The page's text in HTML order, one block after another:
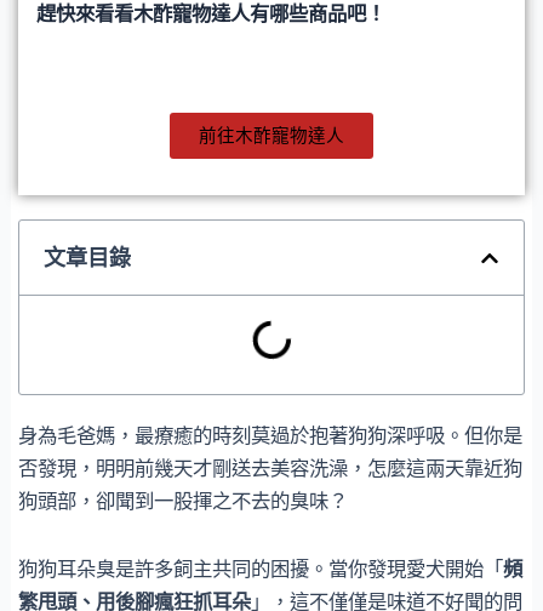
趕快來看看木酢寵物達人有哪些商品吧！
前往木酢寵物達人
文章目錄
身為毛爸媽，最療癒的時刻莫過於抱著狗狗深呼吸。但你是
否發現，明明前幾天才剛送去美容洗澡，怎麼這兩天靠近狗
狗頭部，卻聞到一股揮之不去的臭味？
狗狗耳朵臭是許多飼主共同的困擾。當你發現愛犬開始「頻
繁甩頭、用後腳瘋狂抓耳朵 」，這不僅僅是味道不好聞的問